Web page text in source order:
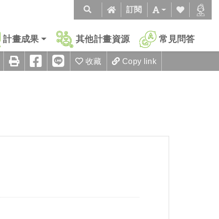
訂閱
計畫成果 其他計畫資源 常見問答
收藏 Copy link